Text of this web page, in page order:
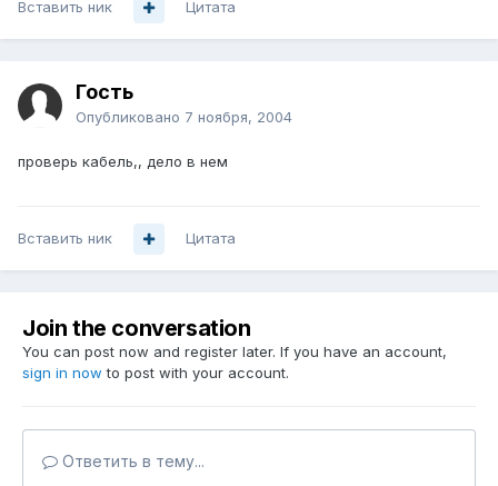
Вставить ник Цитата
Гость
Опубликовано 7 ноября, 2004
проверь кабель,, дело в нем
Вставить ник Цитата
Join the conversation
You can post now and register later. If you have an account,
sign in now to post with your account.
Ответить в тему...